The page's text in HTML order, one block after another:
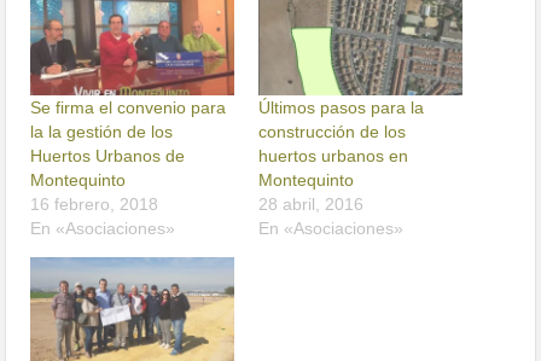
Se firma el convenio para
la la gestión de los
Huertos Urbanos de
Montequinto
16 febrero, 2018
En «Asociaciones»
Últimos pasos para la
construcción de los
huertos urbanos en
Montequinto
28 abril, 2016
En «Asociaciones»